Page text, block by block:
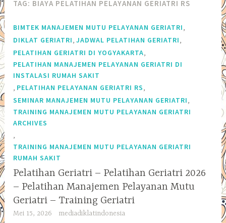
TAG: BIAYA PELATIHAN PELAYANAN GERIATRI RS
BIMTEK MANAJEMEN MUTU PELAYANAN GERIATRI
DIKLAT GERIATRI ,JADWAL PELATIHAN GERIATRI
PELATIHAN GERIATRI DI YOGYAKARTA
PELATIHAN MANAJEMEN PELAYANAN GERIATRI DI
INSTALASI RUMAH SAKIT
PELATIHAN PELAYANAN GERIATRI RS
SEMINAR MANAJEMEN MUTU PELAYANAN GERIATRI
TRAINING MANAJEMEN MUTU PELAYANAN GERIATRI
ARCHIVES
TRAINING MANAJEMEN MUTU PELAYANAN GERIATRI
RUMAH SAKIT
Pelatihan Geriatri – Pelatihan Geriatri 2026
– Pelatihan Manajemen Pelayanan Mutu
Geriatri – Training Geriatri
Mei 15, 2026 mediadiklatindonesia